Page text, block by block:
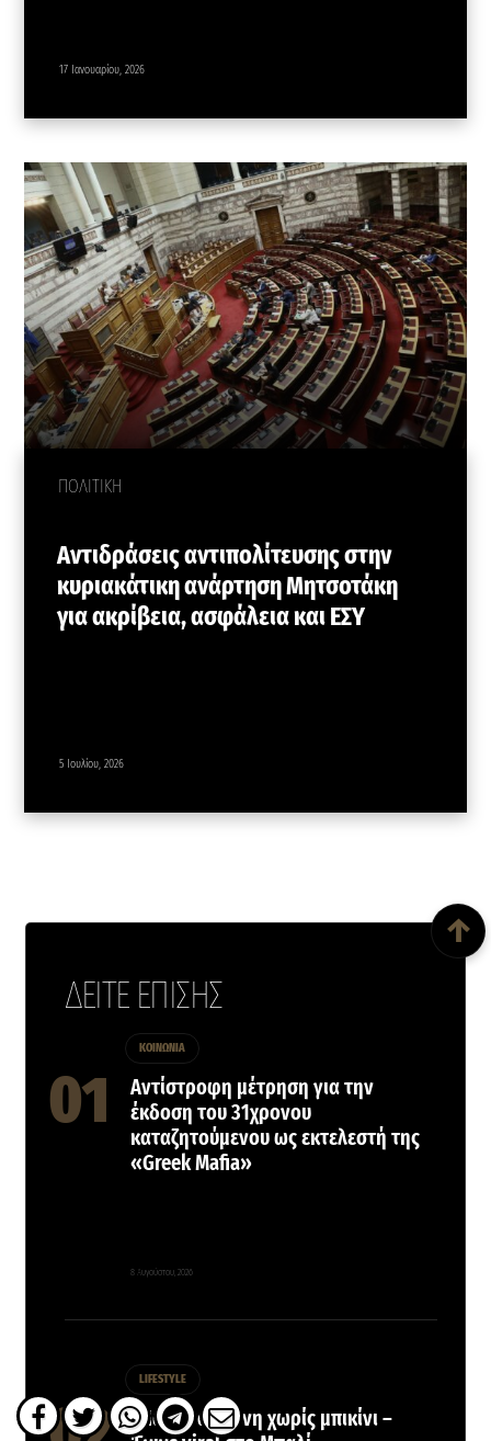
17 Ιανουαρίου, 2026
ΠΟΛΙΤΙΚΗ
Αντιδράσεις αντιπολίτευσης στην
κυριακάτικη ανάρτηση Μητσοτάκη
για ακρίβεια, ασφάλεια και ΕΣΥ
5 Ιουλίου, 2026
ΔΕΙΤΕ ΕΠΙΣΗΣ
ΚΟΙΝΩΝΙΑ
Αντίστροφη μέτρηση για την
έκδοση του 31χρονου
καταζητούμενου ως εκτελεστή της
«Greek Mafia»
8 Αυγούστου, 2026
LIFESTYLE
Η Ιωάννα Τούνη χωρίς μπικίνι –
↑